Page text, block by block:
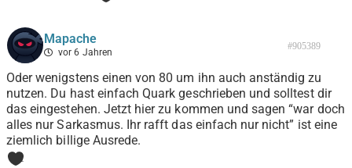
Mapache
vor 6 Jahren
#905389
Oder wenigstens einen von 80 um ihn auch anständig zu
nutzen. Du hast einfach Quark geschrieben und solltest dir
das eingestehen. Jetzt hier zu kommen und sagen “war doch
alles nur Sarkasmus. Ihr rafft das einfach nur nicht” ist eine
ziemlich billige Ausrede.
1